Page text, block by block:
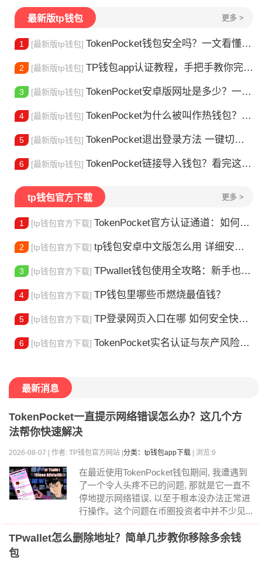
最新版tp钱包 更多 >
1 [最新版tp钱包] TokenPocket钱包安全吗？一文看懂真实风险
2 [最新版tp钱包] TP钱包app认证教程，手把手教你完成身份验证
3 [最新版tp钱包] TokenPocket安卓版网址是多少？一文教你安全下载
4 [最新版tp钱包] TokenPocket为什么被叫作热钱包？一文讲清楚
5 [最新版tp钱包] TokenPocket退出登录方法 一键切换账号超简单
6 [最新版tp钱包] TokenPocket链接导入钱包？看完这篇就懂了
tp钱包官方下载 更多 >
1 [tp钱包官方下载] TokenPocket官方认证通道：如何找到真正的官方渠道
2 [tp钱包官方下载] tp钱包安卓中文版怎么用 详细安装教程
3 [tp钱包官方下载] TPwallet钱包使用全攻略：新手也能快速上手掌握
4 [tp钱包官方下载] TP钱包里哪些币燃烧最值钱？
5 [tp钱包官方下载] TP登录网页入口在哪 如何安全快速登陆平台
6 [tp钱包官方下载] TokenPocket实名认证与灰产风险全解析
最新消息
TokenPocket一直提示网络错误怎么办？这几个方
法帮你快速解决
2026-08-07 | 作者: TP钱包官方网站 | 分类：tp钱包app下载 | 浏览:9
在最近使用TokenPocket钱包期间, 我遭遇到
了一个令人头疼不已的问题, 那就是它一直不
停地提示网络错误, 以至于根本没办法正常进
行操作。这个问题在币圈投资者中并不少见...
TPwallet怎么删除地址？简单几步教你移除多余钱
包